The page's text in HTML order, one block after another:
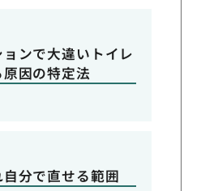
ンで大違いトイレ
因の特定法
分で直せる範囲